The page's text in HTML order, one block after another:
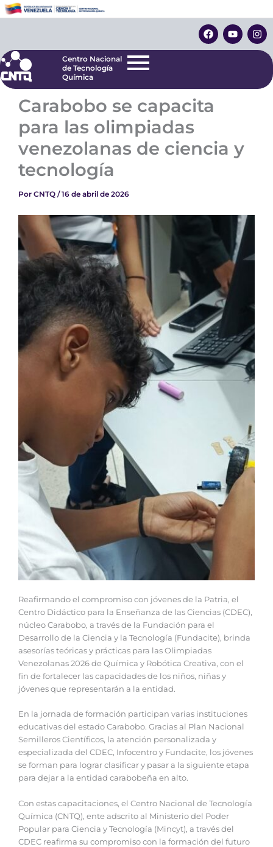
al
F
a
c
o
Y
o
u
e
I
n
s
r
Centro Nacional
de Tecnología
Centro Nacional
de Tecnología
Química
Carabobo se capacita
para las olimpiadas
venezolanas de ciencia y
tecnología
Por CNTQ /16 de abril de 2026
Reafirmando el compromiso con jóvenes de la Patria, el
Centro Didáctico para la Enseñanza de las Ciencias (CDEC),
núcleo Carabobo, a través de la Fundación para el
Desarrollo de la Ciencia y la Tecnología (Fundacite), brinda
asesorías teóricas y prácticas para las Olimpiadas
Venezolanas 2026 de Química y Robótica Creativa, con el
fin de fortalecer las capacidades de los niños, niñas y
jóvenes que representarán a la entidad.
En la jornada de formación participan varias instituciones
educativas del estado Carabobo. Gracias al Plan Nacional
Semilleros Científicos, la atención personalizada y
especializada del CDEC, Infocentro y Fundacite, los jóvenes
se forman para lograr clasificar y pasar a la siguiente etapa
para dejar a la entidad carabobeña en alto.
Con estas capacitaciones, el Centro Nacional de Tecnología
Química (CNTQ), ente adscrito al Ministerio del Poder
Popular para Ciencia y Tecnología (Mincyt), a través del
CDEC reafirma su compromiso con la formación del futuro